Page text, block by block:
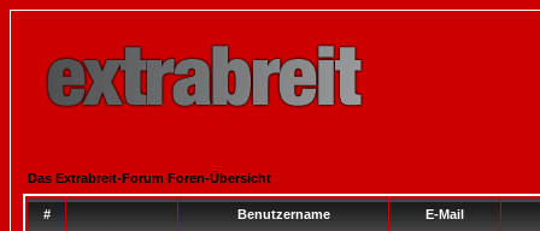
Das Extrabreit-Forum Foren-Übersicht
# Benutzername E-Mail